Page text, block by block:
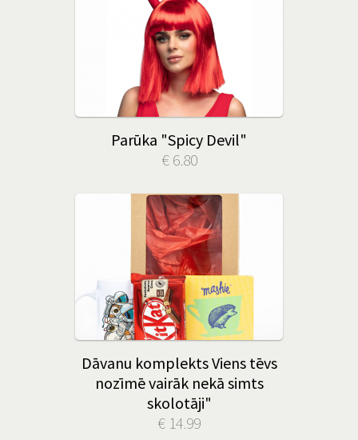
Parūka "Spicy Devil"
€ 6.80
Dāvanu komplekts Viens tēvs
nozīmē vairāk nekā simts
skolotāji"
€ 14.99